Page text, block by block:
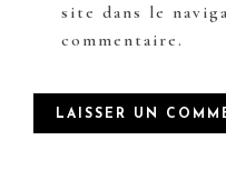
site dans le
commentaire.